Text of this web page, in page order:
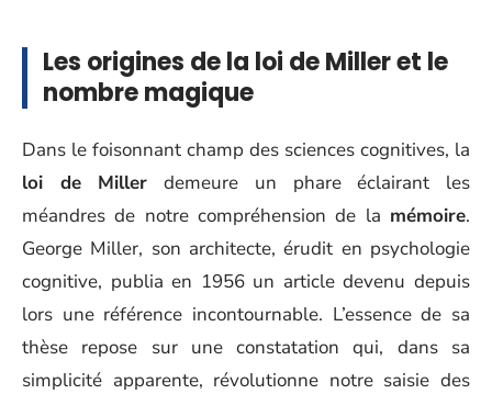
Les origines de la loi de Miller et le
nombre magique
Dans le foisonnant champ des sciences cognitives, la
loi de Miller demeure un phare éclairant les
méandres de notre compréhension de la mémoire.
George Miller, son architecte, érudit en psychologie
cognitive, publia en 1956 un article devenu depuis
lors une référence incontournable. L’essence de sa
thèse repose sur une constatation qui, dans sa
simplicité apparente, révolutionne notre saisie des